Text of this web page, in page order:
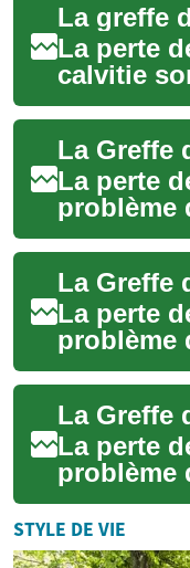
La perte
calvitie
qui
entier.
La perte
problème
millions
le
confiance
La perte
problème
millions
le monde,
La perte
problème
millions
le monde,
confiance
STYLE DE VIE